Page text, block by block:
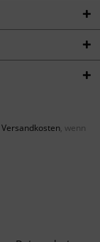
Versandkosten, wenn